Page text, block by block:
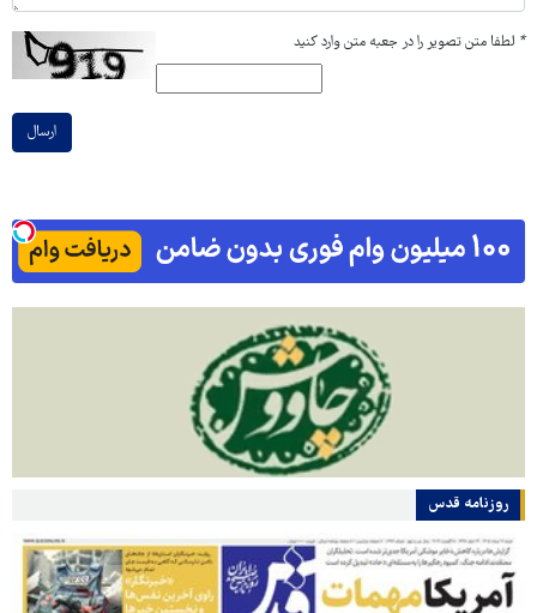
* لطفا متن تصویر را در جعبه متن وارد کنید
ارسال
روزنامه قدس